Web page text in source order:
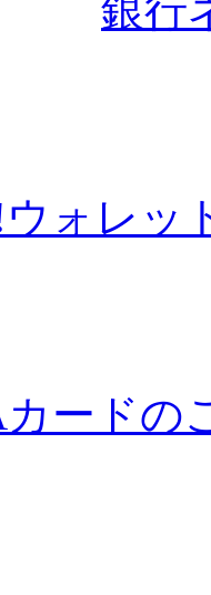
銀行
ウォレッ
ードの